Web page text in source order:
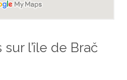
l’île de Brač